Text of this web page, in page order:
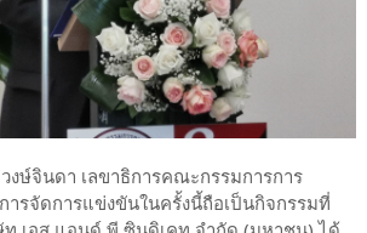
จินดา เลขาธิการคณะกรรมการการ
ารจัดการแข่งขันในครั้งนี้ถือเป็นกิจกรรมที่